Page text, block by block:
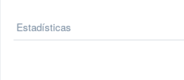
Estadísticas